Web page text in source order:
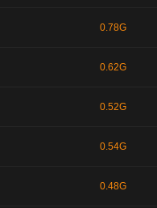
0.78G
0.62G
0.52G
0.54G
0.48G